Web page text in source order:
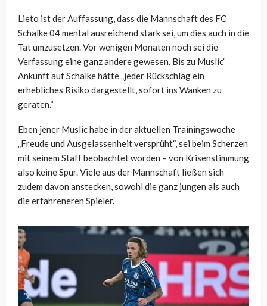
Lieto ist der Auffassung, dass die Mannschaft des FC
Schalke 04 mental ausreichend stark sei, um dies auch in die
Tat umzusetzen. Vor wenigen Monaten noch sei die
Verfassung eine ganz andere gewesen. Bis zu Muslic‘
Ankunft auf Schalke hätte „jeder Rückschlag ein
erhebliches Risiko dargestellt, sofort ins Wanken zu
geraten.“
Eben jener Muslic habe in der aktuellen Trainingswoche
„Freude und Ausgelassenheit versprüht“, sei beim Scherzen
mit seinem Staff beobachtet worden – von Krisenstimmung
also keine Spur. Viele aus der Mannschaft ließen sich
zudem davon anstecken, sowohl die ganz jungen als auch
die erfahreneren Spieler.